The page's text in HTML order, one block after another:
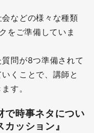
などの様々な種類
をご準備していま
問が8つ準備されて
くことで、講師と
す。
で時事ネタについ
ッション』